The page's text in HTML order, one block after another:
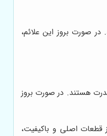
صورت بروز این علائم،
هستند. در صورت بروز
قطعات اصلی و باکیفیت،